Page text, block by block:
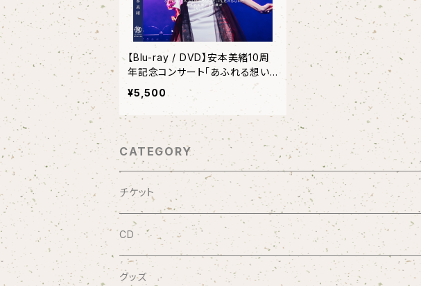
【Blu-ray / DVD】安本美緒10周
年記念コンサート「あふれる想い
を花束に」
¥5,500
CATEGORY
チケット
9/20 10周年記念コンサート渋谷プレジャープレジャー
有料配信ライブ
CD
シングル
グッズ